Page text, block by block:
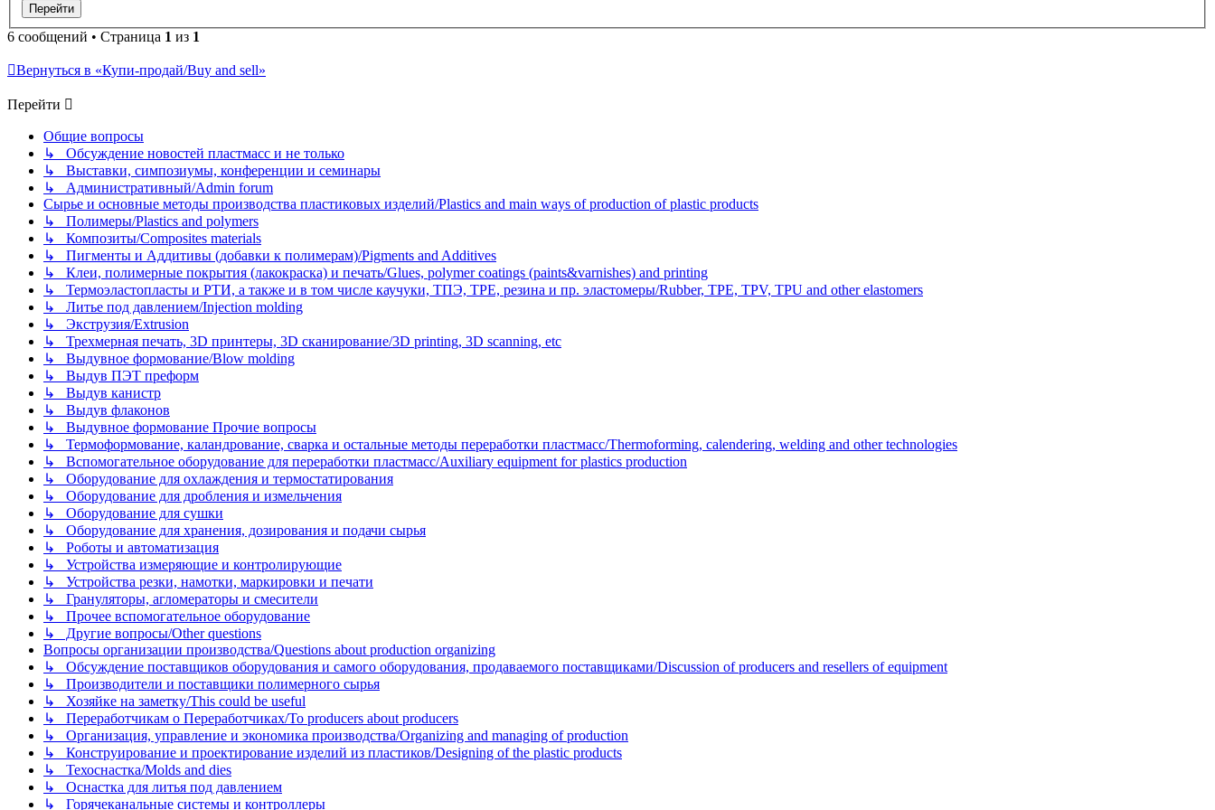
6 сообщений • Страница 1 из 1
Вернуться в «Купи-продай/Buy and sell»
Перейти
Общие вопросы
↳ Обсуждение новостей пластмасс и не только
↳ Выставки, симпозиумы, конференции и семинары
↳ Административный/Admin forum
Сырье и основные методы производства пластиковых изделий/Plastics and main ways of production of plastic products
↳ Полимеры/Plastics and polymers
↳ Композиты/Сomposites materials
↳ Пигменты и Аддитивы (добавки к полимерам)/Pigments and Additives
↳ Клеи, полимерные покрытия (лакокраска) и печать/Glues, polymer coatings (paints&varnishes) and printing
↳ Термоэластопласты и РТИ, а также и в том числе каучуки, ТПЭ, TPE, резина и пр. эластомеры/Rubber, TPE, TPV, TPU and other elastomers
↳ Литье под давлением/Injection molding
↳ Экструзия/Extrusion
↳ Трехмерная печать, 3D принтеры, 3D сканирование/3D printing, 3D scanning, etc
↳ Выдувное формование/Blow molding
↳ Выдув ПЭТ преформ
↳ Выдув канистр
↳ Выдув флаконов
↳ Выдувное формование Прочие вопросы
↳ Термоформование, каландрование, сварка и остальные методы переработки пластмасс/Thermoforming, calendering, welding and other technologies
↳ Вспомогательное оборудование для переработки пластмасс/Auxiliary equipment for plastics production
↳ Оборудование для охлаждения и термостатирования
↳ Оборудование для дробления и измельчения
↳ Оборудование для сушки
↳ Оборудование для хранения, дозирования и подачи сырья
↳ Роботы и автоматизация
↳ Устройства измеряющие и контролирующие
↳ Устройства резки, намотки, маркировки и печати
↳ Грануляторы, агломераторы и смесители
↳ Прочее вспомогательное оборудование
↳ Другие вопросы/Other questions
Вопросы организации производства/Questions about production organizing
↳ Обсуждение поставщиков оборудования и самого оборудования, продаваемого поставщиками/Discussion of producers and resellers of equipment
↳ Производители и поставщики полимерного сырья
↳ Хозяйке на заметку/This could be useful
↳ Переработчикам о Переработчиках/To producers about producers
↳ Организация, управление и экономика производства/Organizing and managing of production
↳ Конструирование и проектирование изделий из пластиков/Designing of the plastic products
↳ Техоснастка/Molds and dies
↳ Оснастка для литья под давлением
↳ Горячеканальные системы и контроллеры